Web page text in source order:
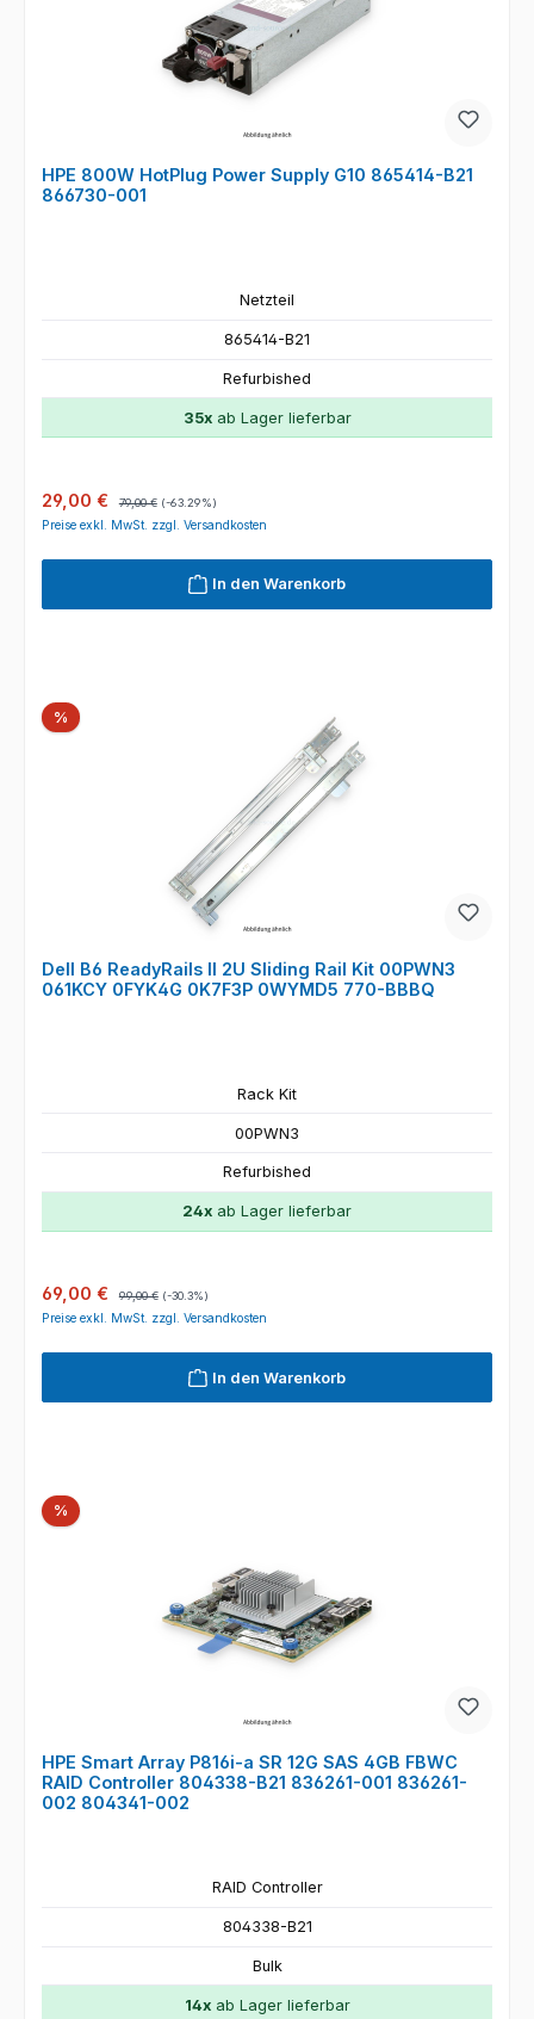
HPE 800W HotPlug Power Supply G10 865414-B21
866730-001
Netzteil
865414-B21
Refurbished
35xab Lager lieferbar
Verkaufspreis:
29,00 € 79,00 € (-63.29%)
Preise exkl. MwSt. zzgl. Versandkosten
In den Warenkorb
%Rabatt
Dell B6 ReadyRails II 2U Sliding Rail Kit 00PWN3
061KCY 0FYK4G 0K7F3P 0WYMD5 770-BBBQ
Rack Kit
00PWN3
Refurbished
24x ab Lager lieferbar
Verkaufspreis:
69,00 € Regulärer Preis:
99,00 € (-30.3%)
Preise exkl. MwSt. zzgl. Versandkosten
In den Warenkorb
%Rabatt
HPE Smart Array P816i-a SR 12G SAS 4GB FBWC
RAID Controller 804338-B21 836261-001 836261-
002 804341-002
RAID Controller
804338-B21
Bulk
14xab Lager lieferbar